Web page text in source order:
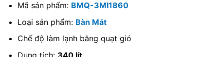
Mã sản phẩm: BMQ-3MI1860
Loại sản phẩm: Bàn Mát
Chế độ làm lạnh bằng quạt gió